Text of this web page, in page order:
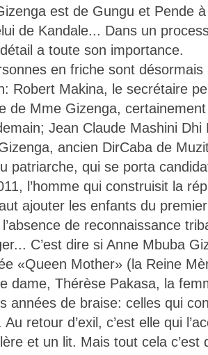
est de Gungu et Pende
de Kandale... Dans un
a toute son importance.
en friche sont
Robert Makina, le secrétaire
de Mme Gizenga,
Jean Claude Mashini
ancien DirCaba de
patriarche, qui se porta
l’homme qui construisit la
ajouter les enfants du
de reconnaissance
C’est dire si Anne Mbuba
«Queen Mother» (la Reine
dame, Thérèse Pakasa, la
années de braise: celles qui
Au retour d’exil, c’est elle qui
et un lit. Mais tout cela c’est